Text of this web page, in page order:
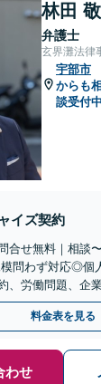
林田
弁護士
玄界灘法律
宇部市
からも
談受付中
イズ契約
合せ無料｜相談
問わず対応◎個
、労働問題、企
等、サポートし
料金表を見る
わせ